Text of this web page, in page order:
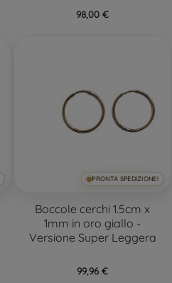
98,00 €
PRONTA SPEDIZIONE!
Boccole cerchi 1.5cm x
1mm in oro giallo -
Versione Super Leggera
99,96 €